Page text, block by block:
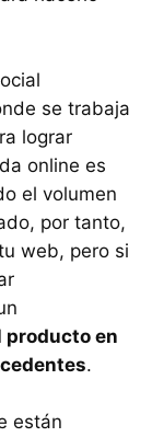
se trabaja
lograr
online es
el volumen
por tanto,
web, pero si
producto en
.
están